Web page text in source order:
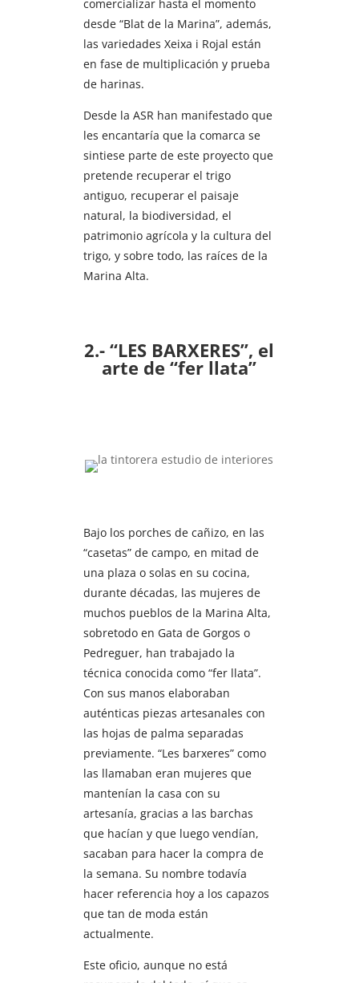
comercializar hasta el momento
desde “Blat de la Marina”, además,
las variedades Xeixa i Rojal están
en fase de multiplicación y prueba
de harinas.
Desde la ASR han manifestado que
les encantaría que la comarca se
sintiese parte de este proyecto que
pretende recuperar el trigo
antiguo, recuperar el paisaje
natural, la biodiversidad, el
patrimonio agrícola y la cultura del
trigo, y sobre todo, las raíces de la
Marina Alta.
2.- “LES BARXERES”, el
arte de “fer llata”
Bajo los porches de cañizo, en las
“casetas” de campo, en mitad de
una plaza o solas en su cocina,
durante décadas, las mujeres de
muchos pueblos de la Marina Alta,
sobretodo en Gata de Gorgos o
Pedreguer, han trabajado la
técnica conocida como “fer llata”.
Con sus manos elaboraban
auténticas piezas artesanales con
las hojas de palma separadas
previamente. “Les barxeres” como
las llamaban eran mujeres que
mantenían la casa con su
artesanía, gracias a las barchas
que hacían y que luego vendían,
sacaban para hacer la compra de
la semana. Su nombre todavía
hacer referencia hoy a los capazos
que tan de moda están
actualmente.
Este oficio, aunque no está